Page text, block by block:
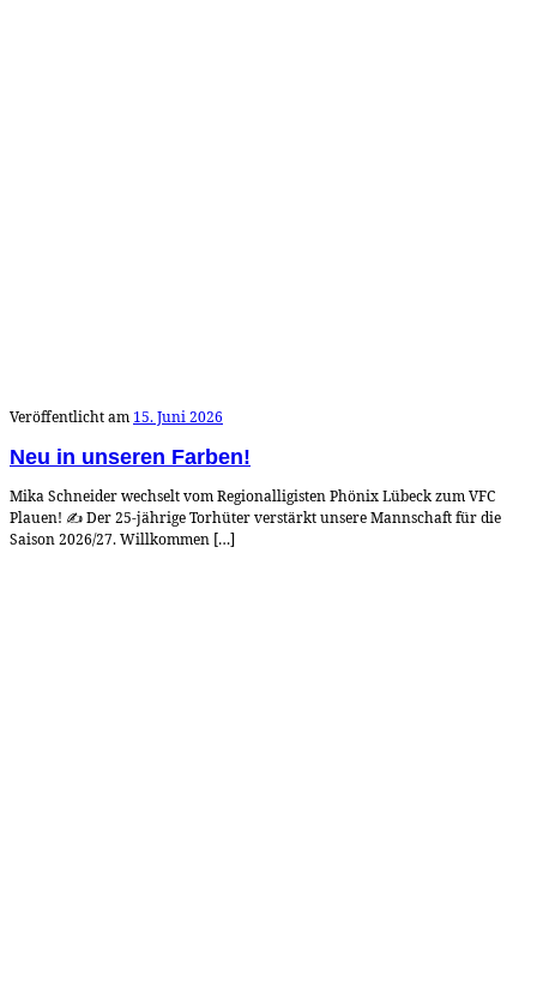
Veröffentlicht am 15. Juni 2026
Neu in unseren Farben!
Mika Schneider wechselt vom Regionalligisten Phönix Lübeck zum VFC
Plauen! ✍️ Der 25-jährige Torhüter verstärkt unsere Mannschaft für die
Saison 2026/27. Willkommen […]